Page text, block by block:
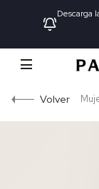
Descarga
Volver